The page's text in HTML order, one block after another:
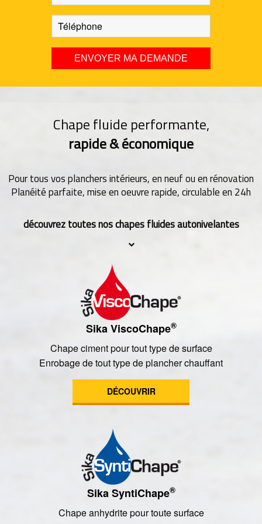
Chape fluide performante,
rapide & économique
Pour tous vos planchers intérieurs, en neuf ou en rénovation
Planéité parfaite, mise en oeuvre rapide, circulable en 24h
découvrez toutes nos chapes fluides autonivelantes
Sika ViscoChape®
Chape ciment pour tout type de surface
Enrobage de tout type de plancher chauffant
DÉCOUVRIR
Sika SyntiChape®
Chape anhydrite pour toute surface